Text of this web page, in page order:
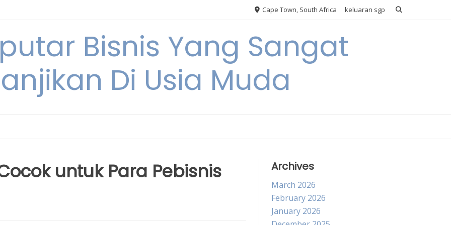
Cape Town, South Africa keluaran sgp
Bisnis Yang Sangat
Di Usia Muda
untuk Para Pebisnis Archives
March 2026
February 2026
January 2026